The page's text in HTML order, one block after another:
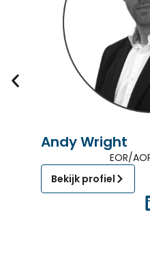
Andy Wright
EOR/
Bekijk profiel